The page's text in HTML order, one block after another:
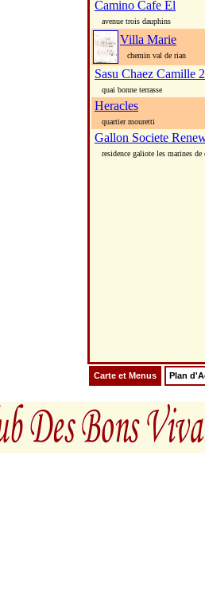
Camino Cafe El
avenue trois dauphins
Villa Marie
chemin val de rian
Sasu Chaez Camille 2
quai bonne terrasse
Heracles
quartier mouretti
Gallon Societe
residence galiote les marines de
Carte et Menus Plan